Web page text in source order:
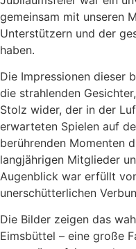
gemeinsam mit unseren
Unterstützern und der
haben.
Die Impressionen dieser
die strahlenden
Stolz wider, der in der
erwarteten Spielen auf
berührenden Momenten
langjährigen Mitglieder
Augenblick war erfüllt
unerschütterlichen
Die Bilder zeigen das
Eimsbüttel – eine große